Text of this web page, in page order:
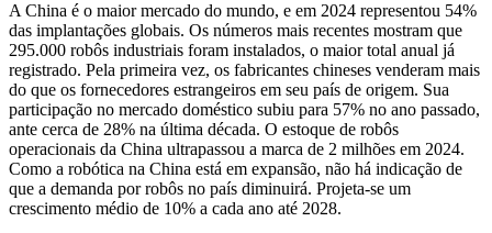
A China é o maior mercado do mundo, e em 2024 representou 54%
das implantações globais. Os números mais recentes mostram que
295.000 robôs industriais foram instalados, o maior total anual já
registrado. Pela primeira vez, os fabricantes chineses venderam mais
do que os fornecedores estrangeiros em seu país de origem. Sua
participação no mercado doméstico subiu para 57% no ano passado,
ante cerca de 28% na última década. O estoque de robôs
operacionais da China ultrapassou a marca de 2 milhões em 2024.
Como a robótica na China está em expansão, não há indicação de
que a demanda por robôs no país diminuirá. Projeta-se um
crescimento médio de 10% a cada ano até 2028.